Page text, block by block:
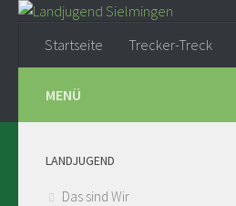
Startseite Trecker-Treck
MENÜ
LANDJUGEND
Das sind Wir